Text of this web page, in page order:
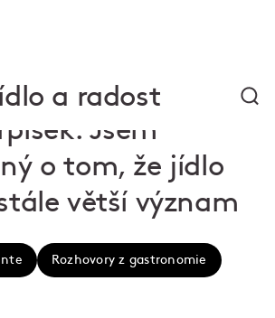
a radost
Jsem
o tom, že jídlo
větší význam
Rozhovory z gastronomie